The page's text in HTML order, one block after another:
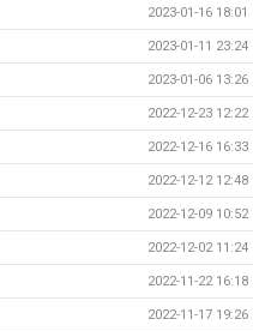
2023-01-16 18:01
2023-01-11 23:24
2023-01-06 13:26
2022-12-23 12:22
2022-12-16 16:33
2022-12-12 12:48
2022-12-09 10:52
2022-12-02 11:24
2022-11-22 16:18
2022-11-17 19:26